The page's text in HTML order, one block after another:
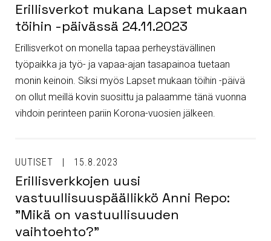
Erillisverkot mukana Lapset mukaan
töihin -päivässä 24.11.2023
Erillisverkot on monella tapaa perheystävällinen
työpaikka ja työ- ja vapaa-ajan tasapainoa tuetaan
monin keinoin. Siksi myös Lapset mukaan töihin -päivä
on ollut meillä kovin suosittu ja palaamme tänä vuonna
vihdoin perinteen pariin Korona-vuosien jälkeen.
UUTISET 15.8.2023
Erillisverkkojen uusi
vastuullisuuspäällikkö Anni Repo:
”Mikä on vastuullisuuden
vaihtoehto?”